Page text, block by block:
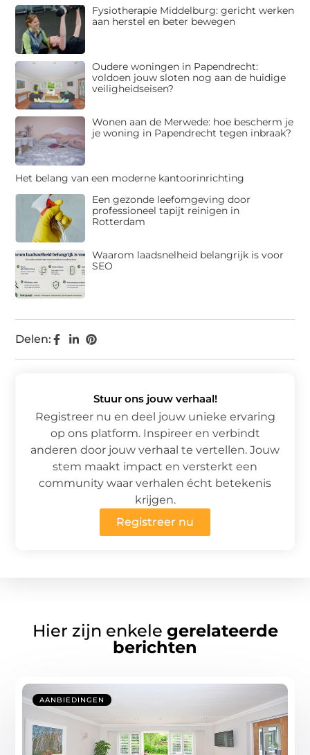
Delen:
Fysiotherapie Middelburg: gericht werken
aan herstel en beter bewegen
Oudere woningen in Papendrecht:
voldoen jouw sloten nog aan de huidige
veiligheidseisen?
Wonen aan de Merwede: hoe bescherm je
je woning in Papendrecht tegen inbraak?
Het belang van een moderne kantoorinrichting
Een gezonde leefomgeving door
professioneel tapijt reinigen in
Rotterdam
Waarom laadsnelheid belangrijk is voor
SEO
Stuur ons jouw verhaal!
Registreer nu en deel jouw unieke ervaring
op ons platform. Inspireer en verbindt
anderen door jouw verhaal te vertellen. Jouw
stem maakt impact en versterkt een
community waar verhalen écht betekenis
krijgen.
Registreer nu
Hier zijn enkele gerelateerde
berichten
AANBIEDINGEN